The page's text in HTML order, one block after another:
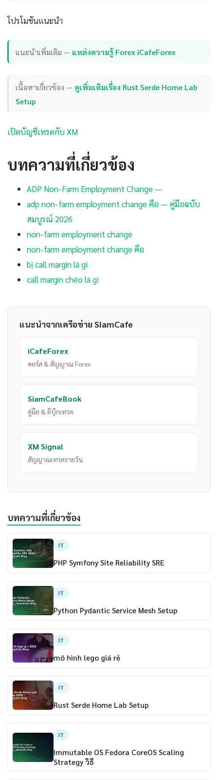
โปรโมชันแนะนำ
แนะนำเพิ่มเติม — แหล่งความรู้ Forex iCafeForex
เนื้อหาเกี่ยวข้อง — ดูเพิ่มเติมเรื่อง Rust Serde Home Lab
Setup
เปิดบัญชีเทรดกับ XM
บทความที่เกี่ยวข้อง
ADP Non-Farm Employment Change —
adp non-farm employment change คือ — คู่มือฉบับ
สมบูรณ์ 2026
non-farm employment change
non-farm employment change คือ
bị call margin là gì
call margin chéo là gì
แนะนำจากเครือข่าย SiamCafe
iCafeForex
คอร์ส & สัญญาณ Forex
SiamCafeBook
คู่มือ & อีบุ๊กเทรด
XM Signal
สัญญาณเทรดรายวัน
บทความที่เกี่ยวข้อง
IT
PHP Symfony Site Reliability SRE
IT
Python Pydantic Service Mesh Setup
IT
mô hình lego giá rẻ
IT
Rust Serde Home Lab Setup
IT
Immutable OS Fedora CoreOS Scaling
Strategy วิธี